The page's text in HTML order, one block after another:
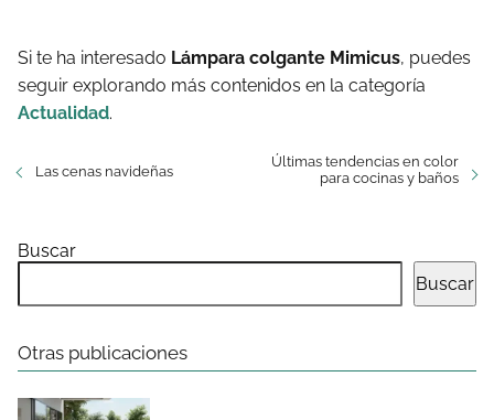
Si te ha interesado Lámpara colgante Mimicus, puedes
seguir explorando más contenidos en la categoría
Actualidad.
Las cenas navideñas
Últimas tendencias en color
para cocinas y baños
Buscar
Buscar
Otras publicaciones